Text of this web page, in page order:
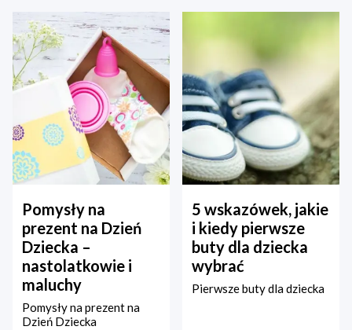
Pomysły na
prezent na Dzień
Dziecka –
nastolatkowie i
maluchy
Pomysły na prezent na
Dzień Dziecka
5 wskazówek, jakie
i kiedy pierwsze
buty dla dziecka
wybrać
Pierwsze buty dla dziecka